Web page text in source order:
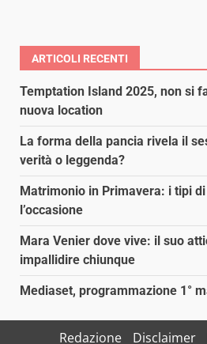
ARTICOLI RECENTI
Temptation Island 2025, non si
nuova location
La forma della pancia rivela il
verità o leggenda?
Matrimonio in Primavera: i tipi
l’occasione
Mara Venier dove vive: il suo
impallidire chiunque
Mediaset, programmazione 1°
Redazione Disclaimer